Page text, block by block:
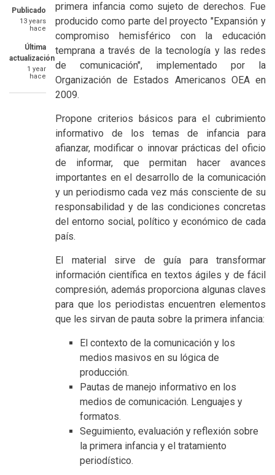
Publicado
13 years
hace
Última
actualización
1 year
hace
primera infancia como sujeto de derechos. Fue
producido como parte del proyecto "Expansión y
compromiso hemisférico con la educación
temprana a través de la tecnología y las redes
de comunicación", implementado por la
Organización de Estados Americanos OEA en
2009.
Propone criterios básicos para el cubrimiento
informativo de los temas de infancia para
afianzar, modificar o innovar prácticas del oficio
de informar, que permitan hacer avances
importantes en el desarrollo de la comunicación
y un periodismo cada vez más consciente de su
responsabilidad y de las condiciones concretas
del entorno social, político y económico de cada
país.
El material sirve de guía para transformar
información científica en textos ágiles y de fácil
compresión, además proporciona algunas claves
para que los periodistas encuentren elementos
que les sirvan de pauta sobre la primera infancia:
El contexto de la comunicación y los
medios masivos en su lógica de
producción.
Pautas de manejo informativo en los
medios de comunicación. Lenguajes y
formatos.
Seguimiento, evaluación y reflexión sobre
la primera infancia y el tratamiento
periodístico.